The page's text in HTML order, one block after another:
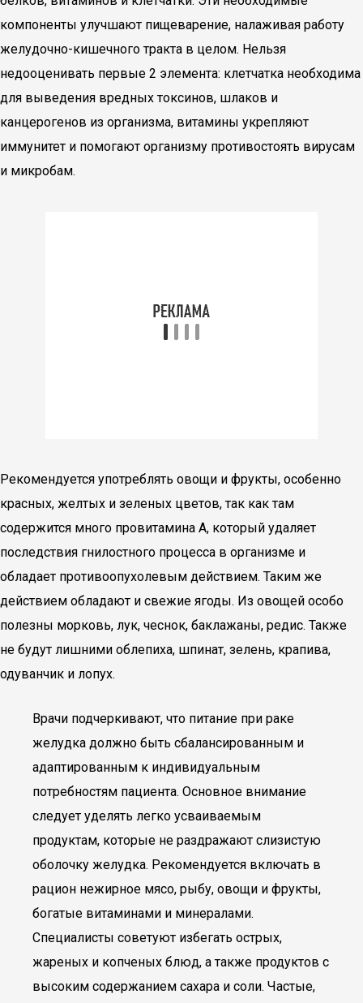
компоненты улучшают пищеварение, налаживая работу
желудочно-кишечного тракта в целом. Нельзя
недооценивать первые 2 элемента: клетчатка необходима
для выведения вредных токсинов, шлаков и
канцерогенов из организма, витамины укрепляют
иммунитет и помогают организму противостоять вирусам
и микробам.
Рекомендуется употреблять овощи и фрукты, особенно
красных, желтых и зеленых цветов, так как там
содержится много провитамина А, который удаляет
последствия гнилостного процесса в организме и
обладает противоопухолевым действием. Таким же
действием обладают и свежие ягоды. Из овощей особо
полезны морковь, лук, чеснок, баклажаны, редис. Также
не будут лишними облепиха, шпинат, зелень, крапива,
одуванчик и лопух.
Врачи подчеркивают, что питание при раке
желудка должно быть сбалансированным и
адаптированным к индивидуальным
потребностям пациента. Основное внимание
следует уделять легко усваиваемым
продуктам, которые не раздражают слизистую
оболочку желудка. Рекомендуется включать в
рацион нежирное мясо, рыбу, овощи и фрукты,
богатые витаминами и минералами.
Специалисты советуют избегать острых,
жареных и копченых блюд, а также продуктов с
высоким содержанием сахара и соли. Частые,